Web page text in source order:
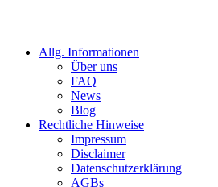
Allg. Informationen
Über uns
FAQ
News
Blog
Rechtliche Hinweise
Impressum
Disclaimer
Datenschutzerklärung
AGBs